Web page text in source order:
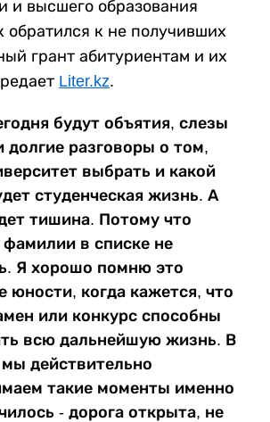
и высшего образования
обратился к не получивших
грант абитуриентам и их
Liter.kz.
будут объятия, слезы
долгие разговоры о том,
выбрать и какой
студенческая жизнь. А
тишина. Потому что
фамилии в списке не
Я хорошо помню это
юности, когда кажется, что
или конкурс способны
всю дальнейшую жизнь. В
мы действительно
такие моменты именно
- дорога открыта, не